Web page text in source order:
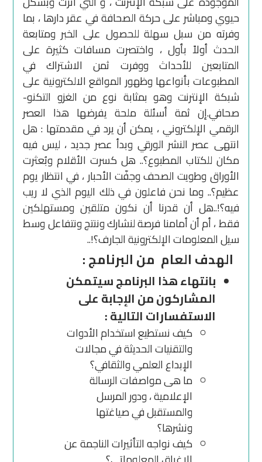
حيوي ومباشر على حركة الصحافة في عقر دارها ، بما
وفرته من سبل سهلة للحصول على الخبر ومتابعة
الحدث أولاً بأول ، واختصرت مسافات كثيرة على
المتابعين للأحداث ووفرت ثمن الاشتراك في
المطبوعات بأنواعها وظهور المواقع الالكترونية على
شبكة الإنترنت وهو بمثابة نوع من الغزو التكنو-
صحافي.إن ثمة أسئلة ملحة يفرضها هذا العصر
الرقمي الإلكتروني ، يمكن أن يرد في مقدمتها : هل
انتهى عصر النشر الورقي وبدأ عصر جديد ، ليس فيه
مكان للكتاب المطبوع؟.. هل كسرت الأقلام وبُعثرت
الأوراق وطويت الصحف وجفّت الأحبار ، في انتظار يوم
عظيم؟.. وما نحن فاعلون في ذلك اليوم الذي لا ريب
فيه؟!..هل أن قدرنا أن نكون متلقين ومستهلكين
فقط ، أم أن أمامنا فرصة لنشارك وننتج ونتفاعل وسط
سيل المعلومات الإلكترونية الجارف؟!..
الهدف العام من البرنامج :
بانتهاء هذا البرنامج سيتمكن
المشاركون من الإجابة على
الاستفسارات التالية :
كيف نستطيع استخدام الأدوات
والتقنيات الحديثة في مجالات
الإبداع العلمي والثقافي؟
ما هى مواصفات الرسالة
الإعلامية ، ودور المرسل
والمستقبل في صياغتها
ونشرها؟
كيف نواجه التأثيرات الناجمة عن